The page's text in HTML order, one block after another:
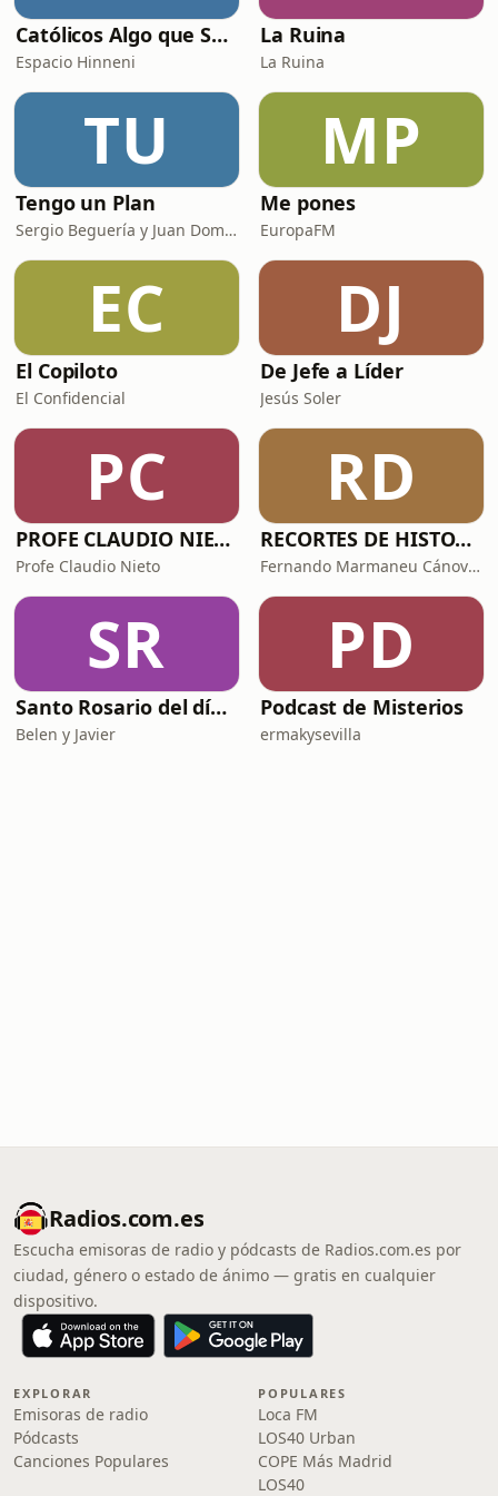
Católicos Algo que Saber
Espacio Hinneni
La Ruina
La Ruina
TU
Tengo un Plan
Sergio Beguería y Juan Domínguez
MP
Me pones
EuropaFM
EC
El Copiloto
El Confidencial
DJ
De Jefe a Líder
Jesús Soler
PC
PROFE CLAUDIO NIETO
Profe Claudio Nieto
RD
RECORTES DE HISTORIA Y CIENCIA
Fernando Marmaneu Cánovas
SR
Santo Rosario del día. 🙏 Reza con nosotros en castellano 🇪🇸
Belen y Javier
PD
Podcast de Misterios
ermakysevilla
Radios.com.es
Escucha emisoras de radio y pódcasts de Radios.com.es por
ciudad, género o estado de ánimo — gratis en cualquier
dispositivo.
EXPLORAR
Emisoras de radio
Pódcasts
Canciones Populares
POPULARES
Loca FM
LOS40 Urban
COPE Más Madrid
LOS40